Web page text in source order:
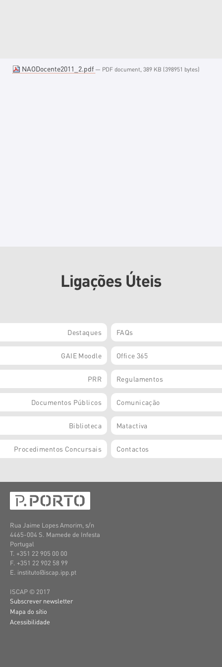
NAODocente2011_2.pdf — PDF document, 389 KB (398951 bytes)
Ligações Úteis
Destaques FAQs
GAIE Moodle Office 365
PRR Regulamentos
Documentos Públicos Comunicação
Biblioteca Matactiva
Procedimentos Concursais Contactos
Rua Jaime Lopes Amorim, s/n
4465-004 S. Mamede de Infesta
Portugal
T. +351 22 905 00 00
F. +351 22 902 58 99
E. instituto@iscap.ipp.pt
ISCAP © 2017
Subscrever newsletter
Mapa do sítio
Acessibilidade